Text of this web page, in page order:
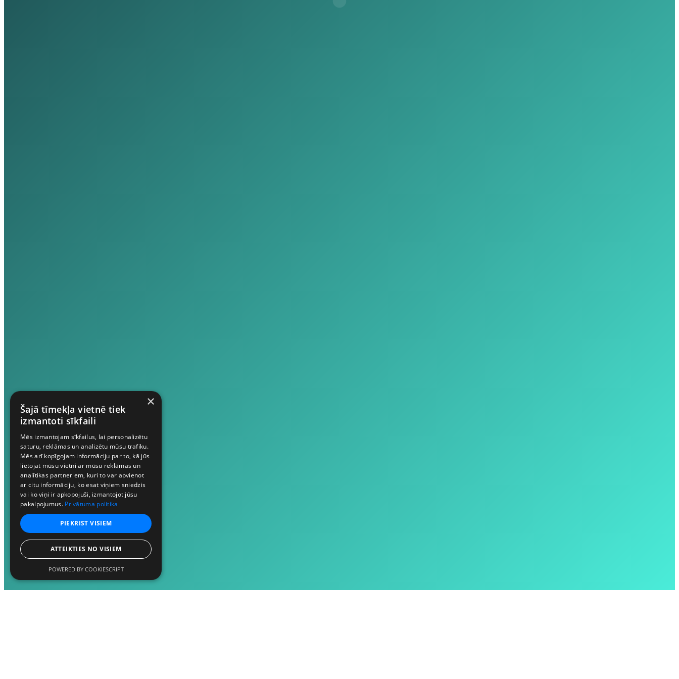
×
Šajā tīmekļa vietnē tiek
izmantoti sīkfaili
Mēs izmantojam sīkfailus, lai personalizētu
saturu, reklāmas un analizētu mūsu trafiku.
Mēs arī kopīgojam informāciju par to, kā jūs
lietojat mūsu vietni ar mūsu reklāmas un
analītikas partneriem, kuri to var apvienot
ar citu informāciju, ko esat viņiem sniedzis
vai ko viņi ir apkopojuši, izmantojot jūsu
pakalpojumus. Privātuma politika
PIEKRIST VISIEM
ATTEIKTIES NO VISIEM
POWERED BY COOKIESCRIPT